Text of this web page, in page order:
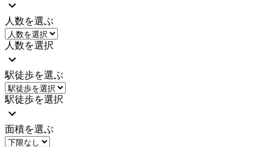
人数を選ぶ
人数を選択
駅徒歩を選ぶ
駅徒歩を選択
面積を選ぶ